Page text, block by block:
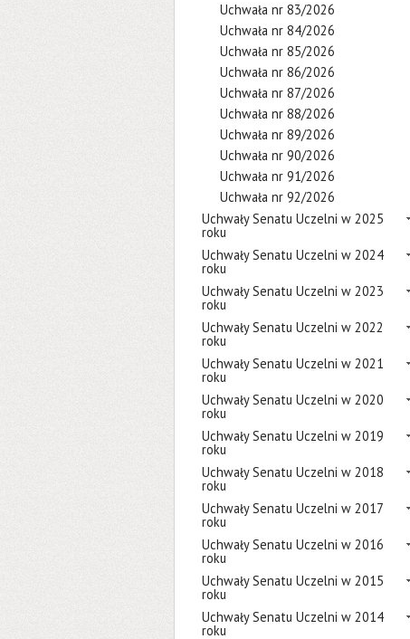
Uchwała nr 83/2026
Uchwała nr 84/2026
Uchwała nr 85/2026
Uchwała nr 86/2026
Uchwała nr 87/2026
Uchwała nr 88/2026
Uchwała nr 89/2026
Uchwała nr 90/2026
Uchwała nr 91/2026
Uchwała nr 92/2026
Uchwały Senatu Uczelni w 2025
roku
Uchwały Senatu Uczelni w 2024
roku
Uchwały Senatu Uczelni w 2023
roku
Uchwały Senatu Uczelni w 2022
roku
Uchwały Senatu Uczelni w 2021
roku
Uchwały Senatu Uczelni w 2020
roku
Uchwały Senatu Uczelni w 2019
roku
Uchwały Senatu Uczelni w 2018
roku
Uchwały Senatu Uczelni w 2017
roku
Uchwały Senatu Uczelni w 2016
roku
Uchwały Senatu Uczelni w 2015
roku
Uchwały Senatu Uczelni w 2014
roku